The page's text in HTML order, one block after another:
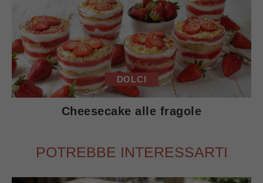
DOLCI
Cheesecake alle fragole
POTREBBE INTERESSARTI